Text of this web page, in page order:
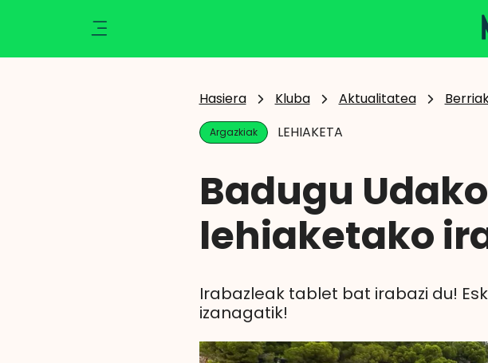
Eragiketaren emaitza
Hasiera Kluba Aktualitatea
Argazkiak LEHIAKETA
Badugu
lehiaketako
Irabazleak tablet bat irabazi du!
izanagatik!